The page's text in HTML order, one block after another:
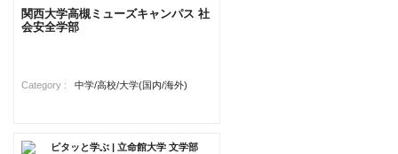
関西大学高槻ミューズキャンパス 社
会安全学部
Category : 中学/高校/大学(国内/海外)